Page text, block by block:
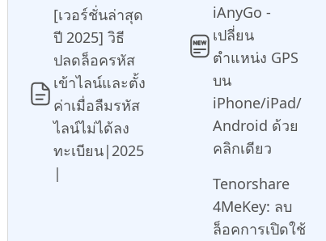
[เวอร์ชั่นล่าสุด
ปี 2025] วิธี
ปลดล็อครหัส
เข้าไลน์และตั้ง
ค่าเมื่อลืมรหัส
ไลน์ไม่ได้ลง
ทะเบียน|2025
|
iAnyGo -
เปลี่ยน
ตำแหน่ง GPS
บน
iPhone/iPad/
Android ด้วย
คลิกเดียว
Tenorshare
4MeKey: ลบ
ล็อคการเปิดใช้